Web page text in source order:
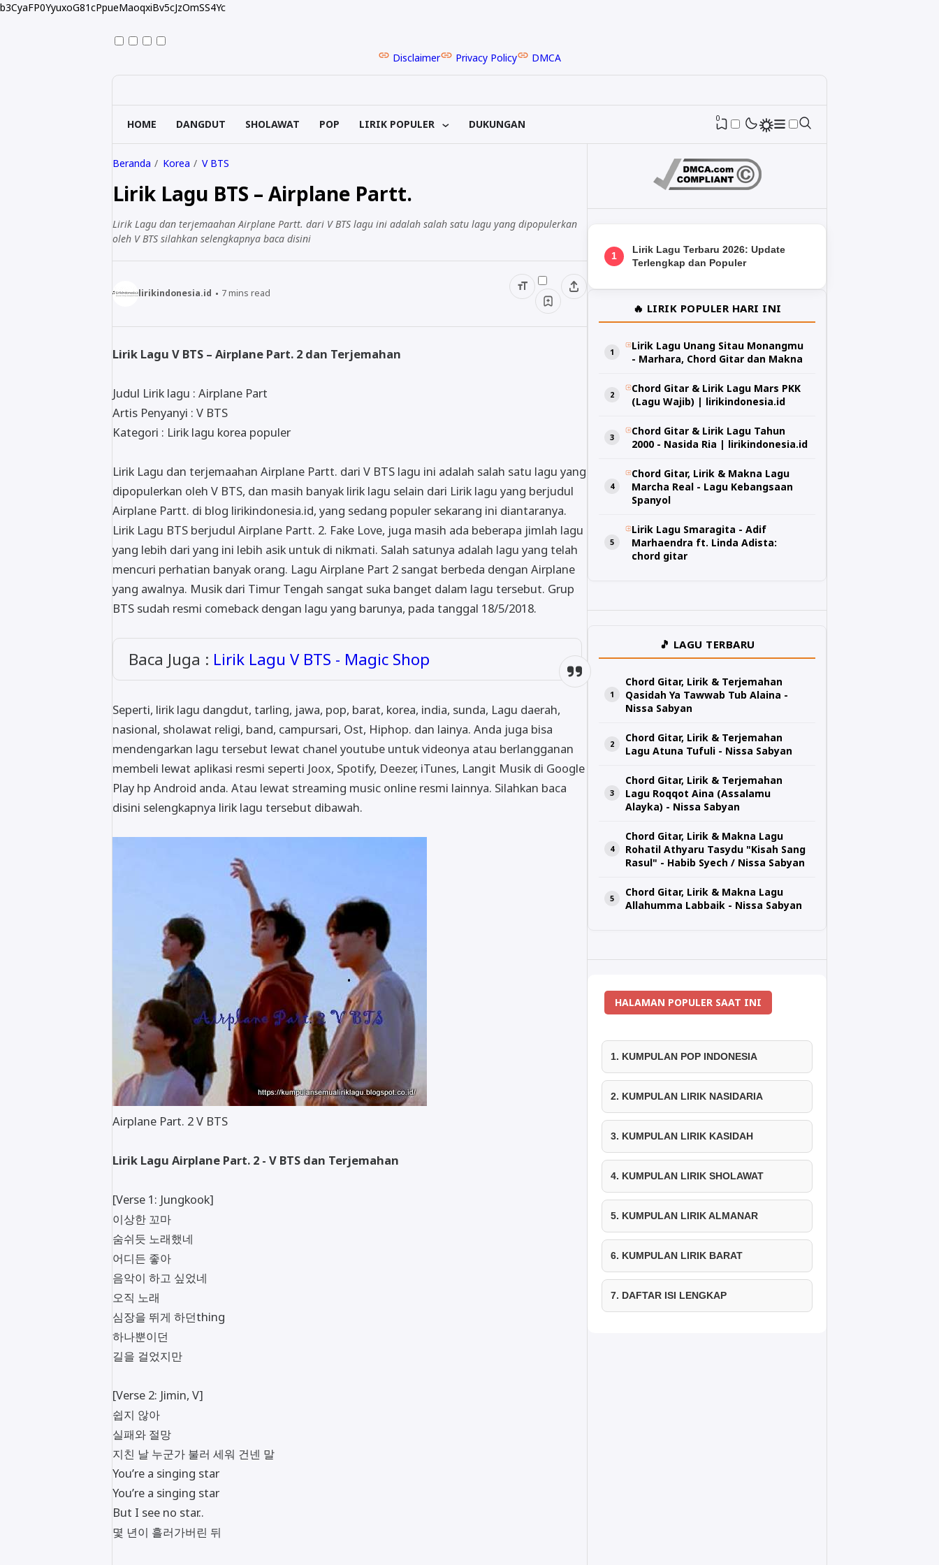
b3CyaFP0YyuxoG81cPpueMaoqxiBv5cJzOmSS4Yc
Disclaimer Privacy Policy DMCA
HOME DANGDUT SHOLAWAT POP LIRIK POPULER DUKUNGAN 0
Beranda Korea V BTS
Lirik Lagu BTS – Airplane Partt.
Lirik Lagu dan terjemaahan Airplane Partt. dari V BTS lagu ini adalah salah satu lagu yang dipopulerkan
oleh V BTS silahkan selengkapnya baca disini
lirikindonesia.id 7mins read
Lirik Lagu V BTS – Airplane Part. 2 dan Terjemahan
Judul Lirik lagu : Airplane Part
Artis Penyanyi : V BTS
Kategori : Lirik lagu korea populer
Lirik Lagu dan terjemaahan Airplane Partt. dari V BTS lagu ini adalah salah satu lagu yang
dipopulerkan oleh V BTS, dan masih banyak lirik lagu selain dari Lirik lagu yang berjudul
Airplane Partt. di blog lirikindonesia.id, yang sedang populer sekarang ini diantaranya.
Lirik Lagu BTS berjudul Airplane Partt. 2. Fake Love, juga masih ada beberapa jimlah lagu
yang lebih dari yang ini lebih asik untuk di nikmati. Salah satunya adalah lagu yang telah
mencuri perhatian banyak orang. Lagu Airplane Part 2 sangat berbeda dengan Airplane
yang awalnya. Musik dari Timur Tengah sangat suka banget dalam lagu tersebut. Grup
BTS sudah resmi comeback dengan lagu yang barunya, pada tanggal 18/5/2018.
Baca Juga : Lirik Lagu V BTS - Magic Shop
Seperti, lirik lagu dangdut, tarling, jawa, pop, barat, korea, india, sunda, Lagu daerah,
nasional, sholawat religi, band, campursari, Ost, Hiphop. dan lainya. Anda juga bisa
mendengarkan lagu tersebut lewat chanel youtube untuk videonya atau berlangganan
membeli lewat aplikasi resmi seperti Joox, Spotify, Deezer, iTunes, Langit Musik di Google
Play hp Android anda. Atau lewat streaming music online resmi lainnya. Silahkan baca
disini selengkapnya lirik lagu tersebut dibawah.
Airplane Part. 2 V BTS
Lirik Lagu Airplane Part. 2 - V BTS dan Terjemahan
[Verse 1: Jungkook]
이상한 꼬마
숨쉬듯 노래했네
어디든 좋아
음악이 하고 싶었네
오직 노래
심장을 뛰게 하던thing
하나뿐이던
길을 걸었지만
[Verse 2: Jimin, V]
쉽지 않아
실패와 절망
지친 날 누군가 불러 세워 건넨 말
You’re a singing star
You’re a singing star
But I see no star..
몇 년이 흘러가버린 뒤
1
Lirik Lagu Terbaru 2026: Update
Terlengkap dan Populer
🔥 LIRIK POPULER HARI INI
Lirik Lagu Unang Sitau Monangmu
- Marhara, Chord Gitar dan Makna
Chord Gitar & Lirik Lagu Mars PKK
(Lagu Wajib) | lirikindonesia.id
Chord Gitar & Lirik Lagu Tahun
2000 - Nasida Ria | lirikindonesia.id
Chord Gitar, Lirik & Makna Lagu
Marcha Real - Lagu Kebangsaan
Spanyol
Lirik Lagu Smaragita - Adif
Marhaendra ft. Linda Adista:
chord gitar
🎵 LAGU TERBARU
Chord Gitar, Lirik & Terjemahan
Qasidah Ya Tawwab Tub Alaina -
Nissa Sabyan
Chord Gitar, Lirik & Terjemahan
Lagu Atuna Tufuli - Nissa Sabyan
Chord Gitar, Lirik & Terjemahan
Lagu Roqqot Aina (Assalamu
Alayka) - Nissa Sabyan
Chord Gitar, Lirik & Makna Lagu
Rohatil Athyaru Tasydu "Kisah Sang
Rasul" - Habib Syech / Nissa Sabyan
Chord Gitar, Lirik & Makna Lagu
Allahumma Labbaik - Nissa Sabyan
HALAMAN POPULER SAAT INI
1. KUMPULAN POP INDONESIA
2. KUMPULAN LIRIK NASIDARIA
3. KUMPULAN LIRIK KASIDAH
4. KUMPULAN LIRIK SHOLAWAT
5. KUMPULAN LIRIK ALMANAR
6. KUMPULAN LIRIK BARAT
7. DAFTAR ISI LENGKAP